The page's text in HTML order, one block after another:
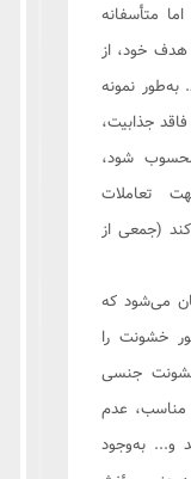
متأسفانه
خود، از
نمونه
جذابیت،
شود،
تعاملات
(جمعی از
می‌شود که
خشونت را
جنسی
عدم
و... به‌وجود